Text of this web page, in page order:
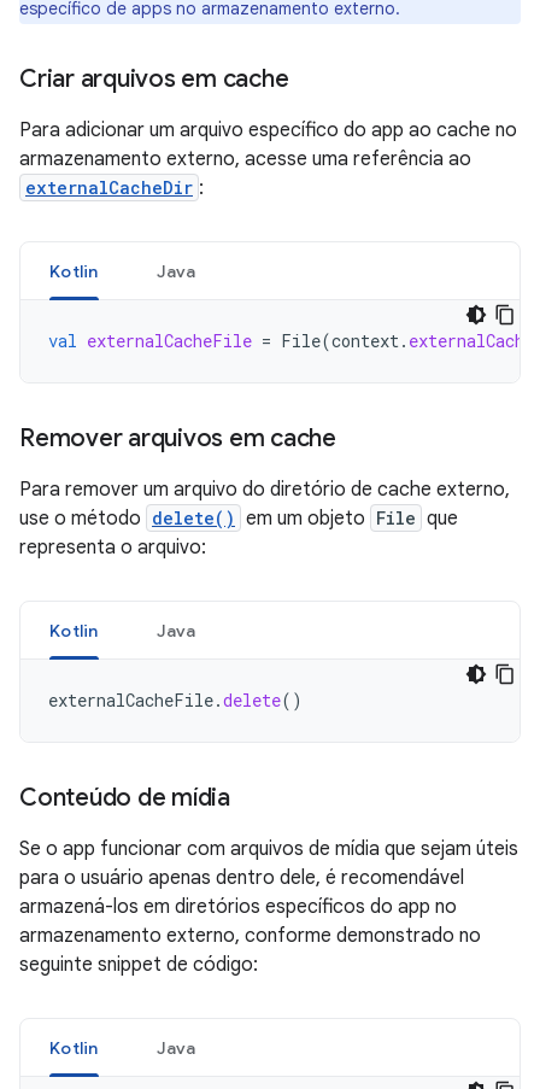
específico de apps no armazenamento externo.
Criar arquivos em cache
Para adicionar um arquivo específico do app ao cache no
armazenamento externo, acesse uma referência ao
externalCacheDir :
Kotlin Java
val externalCacheFile = File(context.
Remover arquivos em cache
Para remover um arquivo do diretório de cache externo,
use o método delete() em um objeto File que
representa o arquivo:
Kotlin Java
externalCacheFile.delete()
Conteúdo de mídia
Se o app funcionar com arquivos de mídia que sejam úteis
para o usuário apenas dentro dele, é recomendável
armazená-los em diretórios específicos do app no
armazenamento externo, conforme demonstrado no
seguinte snippet de código:
Kotlin Java